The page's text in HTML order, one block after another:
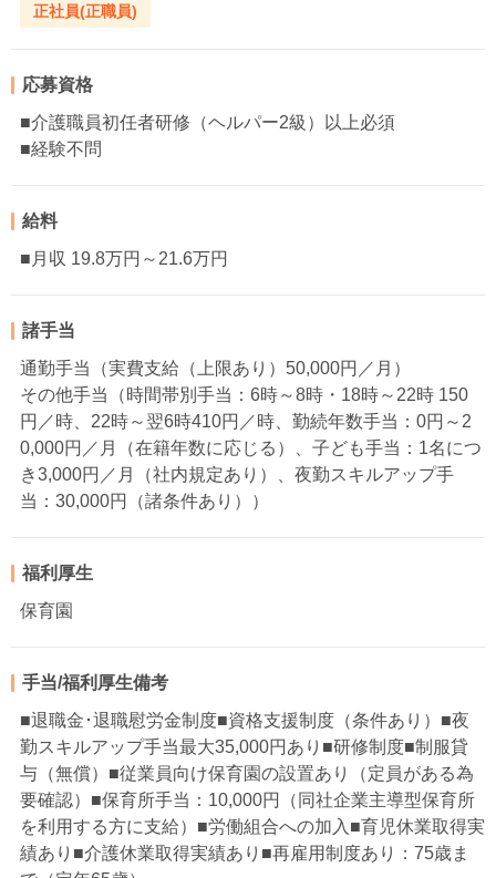
正社員(正職員)
応募資格
■介護職員初任者研修（ヘルパー2級）以上必須
■経験不問
給料
■月収 19.8万円～21.6万円
諸手当
通勤手当（実費支給（上限あり）50,000円／月）
その他手当（時間帯別手当：6時～8時・18時～22時 150
円／時、22時～翌6時410円／時、勤続年数手当：0円～2
0,000円／月（在籍年数に応じる）、子ども手当：1名につ
き3,000円／月（社内規定あり）、夜勤スキルアップ手
当：30,000円（諸条件あり））
福利厚生
保育園
手当/福利厚生備考
■退職金･退職慰労金制度■資格支援制度（条件あり）■夜
勤スキルアップ手当最大35,000円あり■研修制度■制服貸
与（無償）■従業員向け保育園の設置あり（定員がある為
要確認）■保育所手当：10,000円（同社企業主導型保育所
を利用する方に支給）■労働組合への加入■育児休業取得実
績あり■介護休業取得実績あり■再雇用制度あり：75歳ま